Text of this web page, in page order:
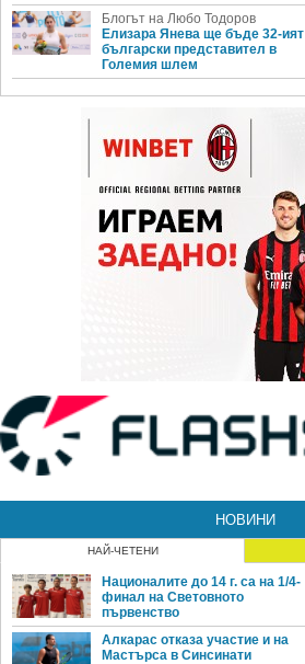
Блогът на Любо Тодоров
Елизара Янева ще бъде 32-ият
български представител в
Големия шлем
НОВИНИ
НАЙ-ЧЕТЕНИ
Националите до 14 г. са на 1/4-
финал на Световното
първенство
Алкарас отказа участие и на
Мастърса в Синсинати